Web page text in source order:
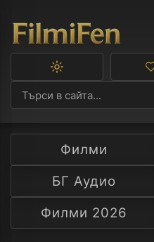
Превключване
тъмна
тема
Филми
БГ Аудио
Филми 2026